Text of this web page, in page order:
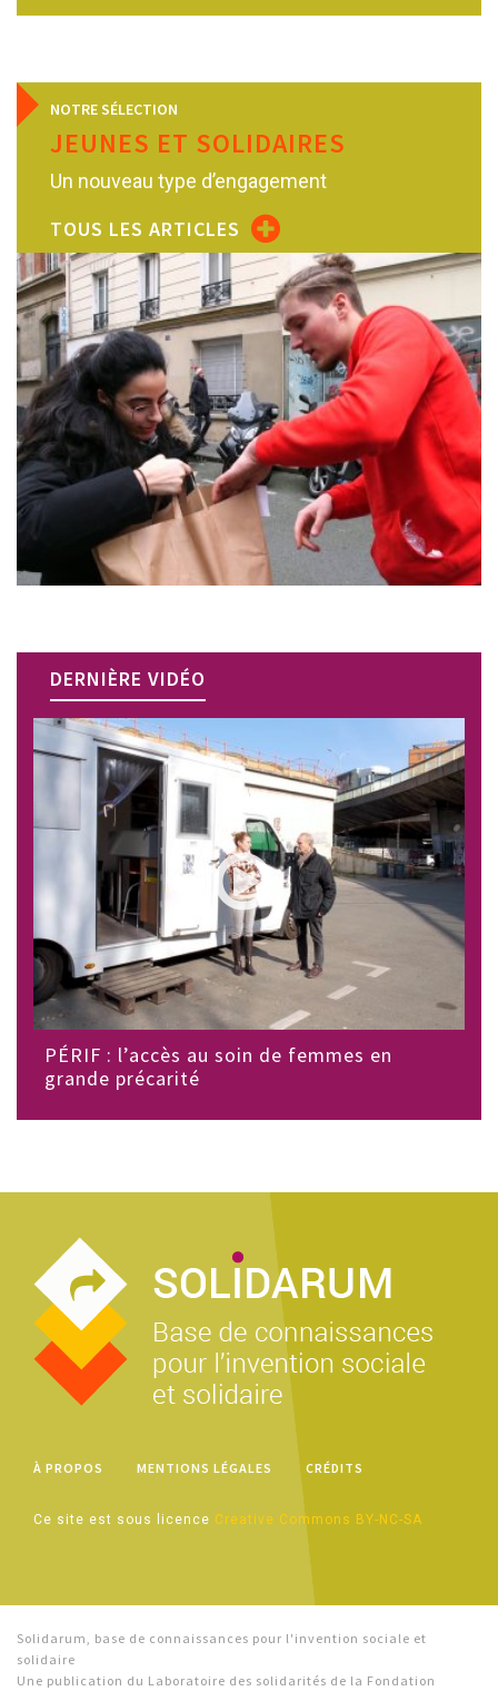
NOTRE SÉLECTION
JEUNES ET SOLIDAIRES
Un nouveau type d’engagement
TOUS LES ARTICLES
DERNIÈRE VIDÉO
PÉRIF : l’accès au soin de femmes en
grande précarité
À PROPOS MENTIONS LÉGALES CRÉDITS
Ce site est sous licence Creative Commons BY-NC-SA
Solidarum, base de connaissances pour l'invention sociale et
solidaire
Une publication du Laboratoire des solidarités de la Fondation